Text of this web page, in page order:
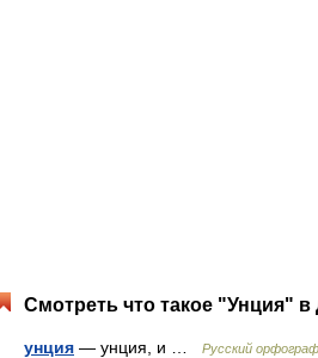
Смотреть что такое "Унция" в
унция — унция, и … Русский